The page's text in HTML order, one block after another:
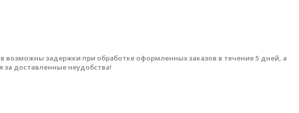
задержки при обработке оформленных заказов в течение 5 дней, а
доставленные неудобства!